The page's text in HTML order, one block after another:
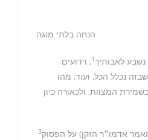
הנחה בלתי מוגה
לאבותיך1, וידועים
נכלל הכל, ועוד, מהו
המצוות, ולכאורה כיון
אדמו״ר הזקן) על הפסוק3